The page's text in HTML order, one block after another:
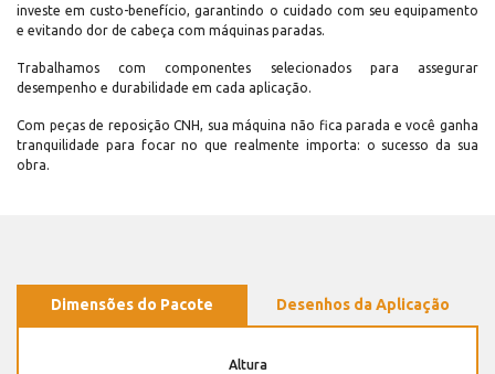
investe em custo-benefício, garantindo o cuidado com seu equipamento
e evitando dor de cabeça com máquinas paradas.
Trabalhamos com componentes selecionados para assegurar
desempenho e durabilidade em cada aplicação.
Com peças de reposição CNH, sua máquina não fica parada e você ganha
tranquilidade para focar no que realmente importa: o sucesso da sua
obra.
Dimensões do Pacote Desenhos da Aplicação
Altura